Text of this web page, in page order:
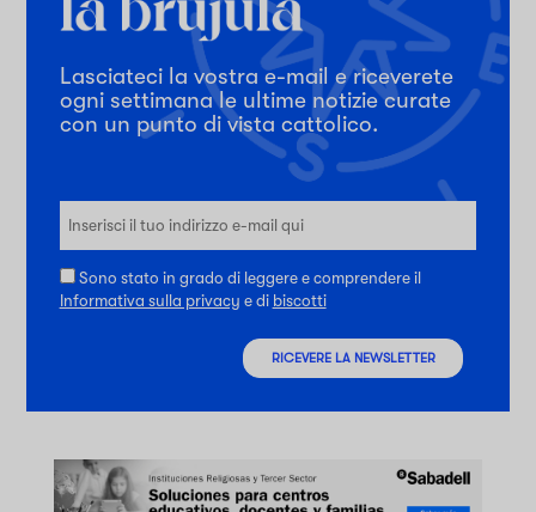
Lasciateci la vostra e-mail e riceverete
ogni settimana le ultime notizie curate
con un punto di vista cattolico.
Sono stato in grado di leggere e comprendere il
Informativa sulla privacy e di biscotti
RICEVERE LA NEWSLETTER